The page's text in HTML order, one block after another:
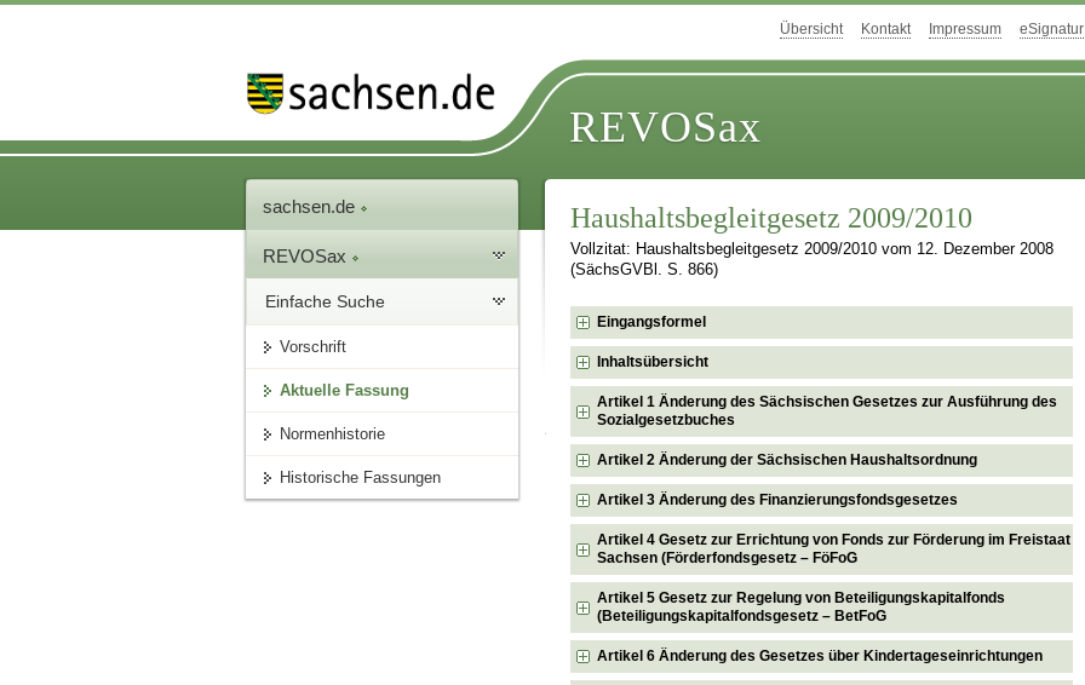
Übersicht Kontakt Impressum eSignatur
REVOSax
sachsen.de
REVOSax
Einfache Suche
Vorschrift
Aktuelle Fassung
Normenhistorie
Historische Fassungen
Haushaltsbegleitgesetz 2009/2010
Vollzitat: Haushaltsbegleitgesetz 2009/2010 vom 12. Dezember 2008
(SächsGVBl. S. 866)
Eingangsformel
Inhaltsübersicht
Artikel 1 Änderung des Sächsischen Gesetzes zur Ausführung des
Sozialgesetzbuches
Artikel 2 Änderung der Sächsischen Haushaltsordnung
Artikel 3 Änderung des Finanzierungsfondsgesetzes
Artikel 4 Gesetz zur Errichtung von Fonds zur Förderung im Freistaat
Sachsen (Förderfondsgesetz – FöFoG
Artikel 5 Gesetz zur Regelung von Beteiligungskapitalfonds
(Beteiligungskapitalfondsgesetz – BetFoG
Artikel 6 Änderung des Gesetzes über Kindertageseinrichtungen